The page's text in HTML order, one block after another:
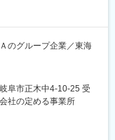
用サポート
ら徐々に覚えていただ
低い業務からスタート
る環境
ため事前スキルは不問
のグループ企業／東海
開始し、レンタルや販
ム上場企業であるＹＵ
を活かして業績も成長
阜市正木中4-10-25 受
社の定める事業所